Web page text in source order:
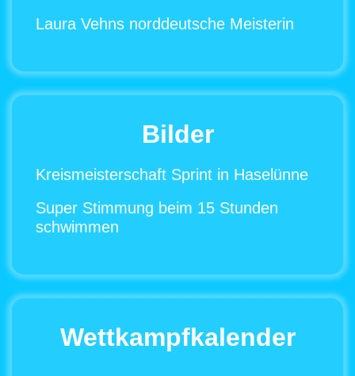
Laura Vehns norddeutsche Meisterin
Bilder
Kreismeisterschaft Sprint in Haselünne
Super Stimmung beim 15 Stunden
schwimmen
Wettkampfkalender